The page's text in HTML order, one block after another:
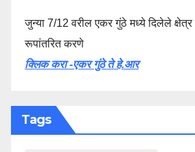
जुन्या 7/12 वरील एकर गुंठे मध्ये दिलेले
रूपांतरित करणे
क्लिक करा -एकर गुंठे ते हे.आर
Tags